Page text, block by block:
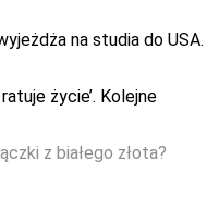
na studia do USA.
życie’. Kolejne
z białego złota?